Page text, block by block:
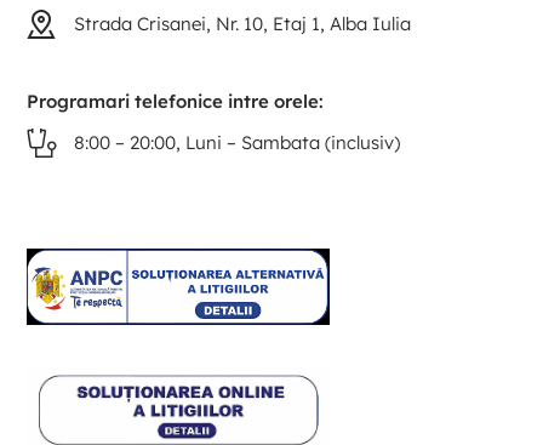
Strada Crisanei, Nr. 10, Etaj 1, Alba Iulia
Programari telefonice intre orele:
8:00 – 20:00, Luni – Sambata (inclusiv)